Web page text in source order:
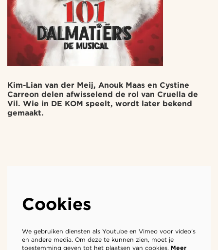
Kim-Lian van der Meij, Anouk Maas en Cystine
Carreon delen afwisselend de rol van Cruella de
Vil. Wie in DE KOM speelt, wordt later bekend
gemaakt.
Cookies
We gebruiken diensten als Youtube en Vimeo voor video's
en andere media. Om deze te kunnen zien, moet je
toestemming geven tot het plaatsen van cookies. Meer